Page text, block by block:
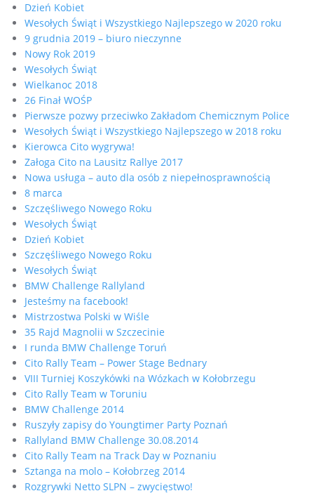
Dzień Kobiet
Wesołych Świąt i Wszystkiego Najlepszego w 2020 roku
9 grudnia 2019 – biuro nieczynne
Nowy Rok 2019
Wesołych Świąt
Wielkanoc 2018
26 Finał WOŚP
Pierwsze pozwy przeciwko Zakładom Chemicznym Police
Wesołych Świąt i Wszystkiego Najlepszego w 2018 roku
Kierowca Cito wygrywa!
Załoga Cito na Lausitz Rallye 2017
Nowa usługa – auto dla osób z niepełnosprawnością
8 marca
Szczęśliwego Nowego Roku
Wesołych Świąt
Dzień Kobiet
Szczęśliwego Nowego Roku
Wesołych Świąt
BMW Challenge Rallyland
Jesteśmy na facebook!
Mistrzostwa Polski w Wiśle
35 Rajd Magnolii w Szczecinie
I runda BMW Challenge Toruń
Cito Rally Team – Power Stage Bednary
VIII Turniej Koszykówki na Wózkach w Kołobrzegu
Cito Rally Team w Toruniu
BMW Challenge 2014
Ruszyły zapisy do Youngtimer Party Poznań
Rallyland BMW Challenge 30.08.2014
Cito Rally Team na Track Day w Poznaniu
Sztanga na molo – Kołobrzeg 2014
Rozgrywki Netto SLPN – zwycięstwo!